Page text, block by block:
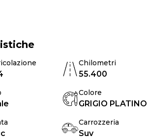
Chilometri
55.400
Colore
GRIGIO PLATINO
Carrozzeria
Suv